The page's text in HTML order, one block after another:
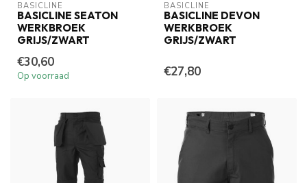
BASICLINE
BASICLINE SEATON
WERKBROEK
GRIJS/ZWART
€30,60
Op voorraad
BASICLINE
BASICLINE DEVON
WERKBROEK
GRIJS/ZWART
€27,80